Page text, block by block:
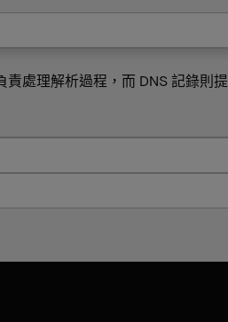
處理解析過程，而 DNS 記錄則提